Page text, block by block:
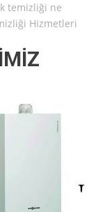
temizliği ne
Hizmetleri